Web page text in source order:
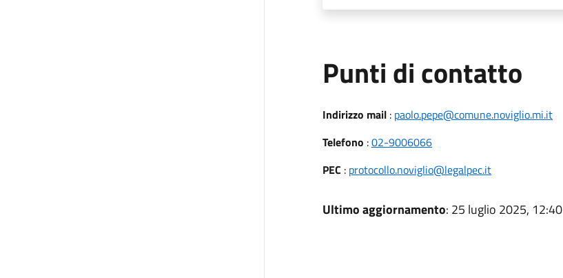
Punti di contatto
Indirizzo mail: paolo.pepe@comune.noviglio.mi.it
Telefono :02-9006066
PEC : protocollo.noviglio@legalpec.it
Ultimo aggiornamento: 25 luglio 2025, 12:40